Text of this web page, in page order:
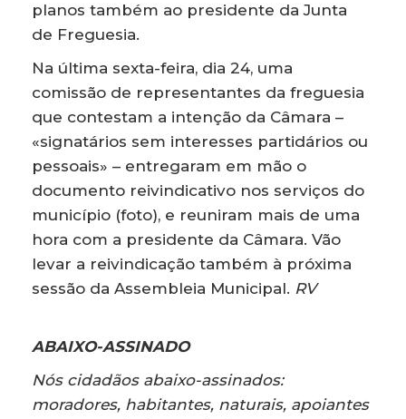
planos também ao presidente da Junta
de Freguesia.
Na última sexta-feira, dia 24, uma
comissão de representantes da freguesia
que contestam a intenção da Câmara –
«signatários sem interesses partidários ou
pessoais» – entregaram em mão o
documento reivindicativo nos serviços do
município (foto), e reuniram mais de uma
hora com a presidente da Câmara. Vão
levar a reivindicação também à próxima
sessão da Assembleia Municipal. RV
ABAIXO-ASSINADO
Nós cidadãos abaixo-assinados:
moradores, habitantes, naturais, apoiantes